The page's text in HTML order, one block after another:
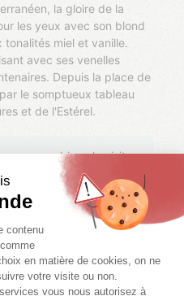
la gloire de la
les yeux avec son blond
miel et vanille.
avec ses venelles
Depuis la place de
le somptueux tableau
et de l'Estérel.
: combinez la visite
(Callian, Montauroux
exemple) sur une même
en ULM depuis
unique sur le